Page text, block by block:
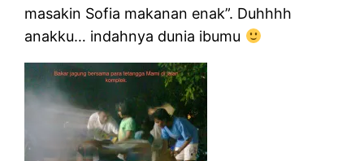
masakin Sofia makanan enak”. Duhhhh
anakku… indahnya dunia ibumu